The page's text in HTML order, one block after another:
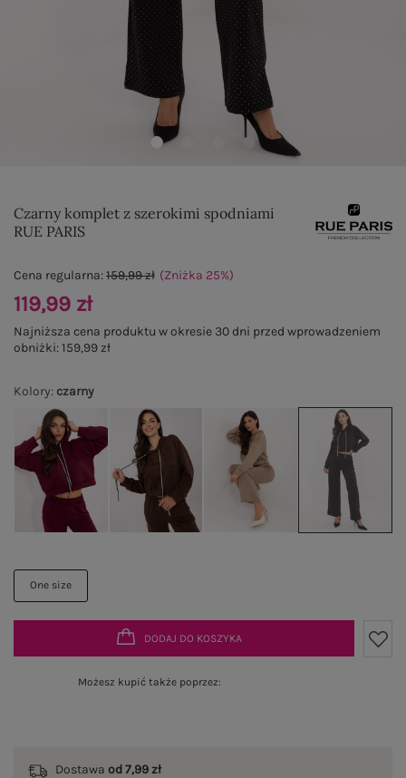
Czarny komplet z szerokimi spodniami
RUE PARIS
Kolory: czarny
One size
Cena regularna:159,99 zł (Zniżka 25%)
119,99 zł
Najniższa cena produktu w okresie 30 dni przed wprowadzeniem
obniżki:159,99 zł
DODAJ DO KOSZYKA
Możesz kupić także poprzez:
Dostawa od 7,99 zł